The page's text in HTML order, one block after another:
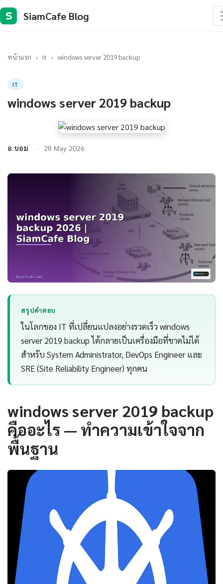
S SiamCafe Blog
หน้าแรก › it › windows server 2019 backup
IT
windows server 2019 backup
อ.บอม 28 May 2026
สรุปคำตอบ
ในโลกของ IT ที่เปลี่ยนแปลงอย่างรวดเร็ว windows
server 2019 backup ได้กลายเป็นเครื่องมือที่ขาดไม่ได้
สำหรับ System Administrator, DevOps Engineer และ
SRE (Site Reliability Engineer) ทุกคน
windows server 2019 backup
คืออะไร — ทำความเข้าใจจาก
พื้นฐาน